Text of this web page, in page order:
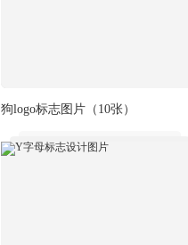
狗logo标志图片 （10张）